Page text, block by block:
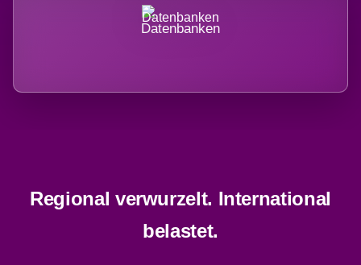
Datenbanken
Regional verwurzelt. International
belastet.